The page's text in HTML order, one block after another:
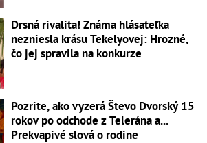
Drsná rivalita! Známa hlásateľka
nezniesla krásu Tekelyovej: Hrozné,
čo jej spravila na konkurze
Pozrite, ako vyzerá Števo Dvorský 15
rokov po odchode z Telerána a...
Prekvapivé slová o rodine